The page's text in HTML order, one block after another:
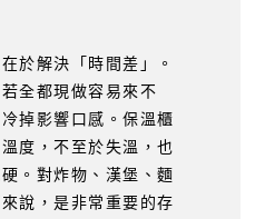
於解決「時間差」。
全都現做容易來不
掉影響口感。保溫櫃
度，不至於失溫，也
。對炸物、漢堡、麵
說，是非常重要的存